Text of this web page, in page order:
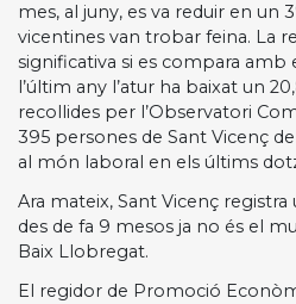
mes, al juny, es va reduir en un
vicentines van trobar feina. La
significativa si es compara amb
l’últim any l’atur ha baixat un
recollides per l’Observatori
395 persones de Sant Vicenç
al món laboral en els últims
Ara mateix, Sant Vicenç registra
des de fa 9 mesos ja no és el
Baix Llobregat.
El regidor de Promoció